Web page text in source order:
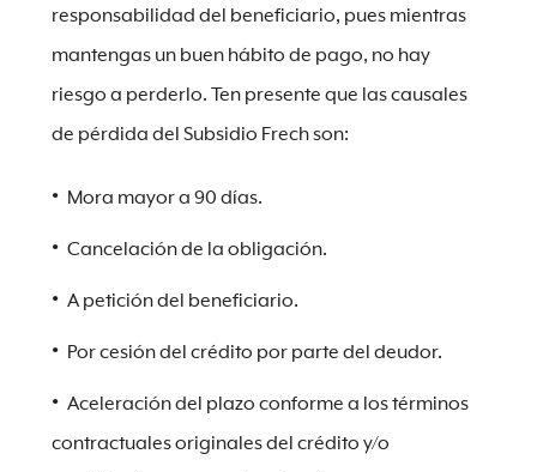
responsabilidad del beneficiario, pues mientras
mantengas un buen hábito de pago, no hay
riesgo a perderlo. Ten presente que las causales
de pérdida del Subsidio Frech son:
Mora mayor a 90 días.
Cancelación de la obligación.
A petición del beneficiario.
Por cesión del crédito por parte del deudor.
Aceleración del plazo conforme a los términos
contractuales originales del crédito y/o